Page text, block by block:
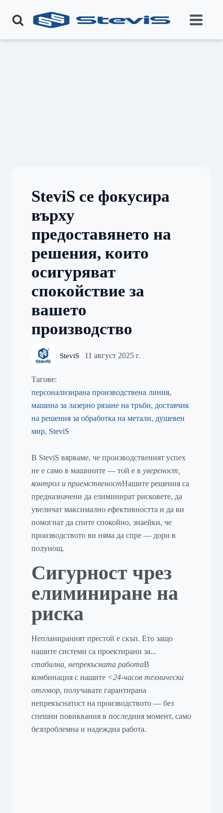
SteviS се фокусира
върху
предоставянето на
решения, които
осигуряват
спокойствие за
вашето
производство
SteviS 11 август 2025 г.
Тагове:
персонализирана производствена линия,
машина за лазерно рязане на тръби, доставчик
на решения за обработка на метали, душевен
мир, SteviS
В SteviS вярваме, че производственият успех
не е само в машините — той е вувереност,
контрол и приемственостНашите решения са
предназначени да елиминират рисковете, да
увеличат максимално ефективността и да ви
помогнат да спите спокойно, знаейки, че
производството ви няма да спре — дори в
полунощ.
Сигурност чрез
елиминиране на
риска
Непланираният престой е скъп. Ето защо
нашите системи са проектирани за...
стабилна, непрекъсната работаВ
комбинация с нашите <24-часов технически
отговор, получавате гарантирана
непрекъснатост на производството — без
спешни повиквания в последния момент, само
безпроблемна и надеждна работа.